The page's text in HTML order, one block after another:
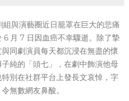
與演藝圈近日籠罩在巨大的悲痛
6 月 7 日因血癌不幸驟逝。除了摯
同劇演員每天都沉浸在無盡的懷
純的「頭七」，在劇中飾演他母
別在社群平台上發長文哀悼，字
無數網友鼻酸。